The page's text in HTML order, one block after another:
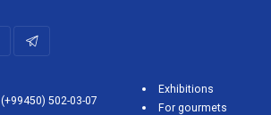
(+99450) 502-03-07
Exhibitions
For gourmets